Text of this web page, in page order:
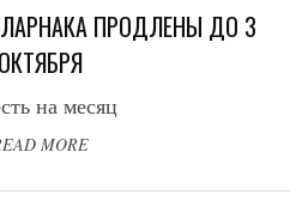
ПРОДЛЕНЫ ДО 3
ОКТЯБРЯ
на месяц
MORE